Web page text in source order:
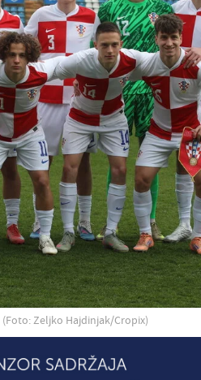
(Foto: Zeljko Hajdinjak/Cropix)